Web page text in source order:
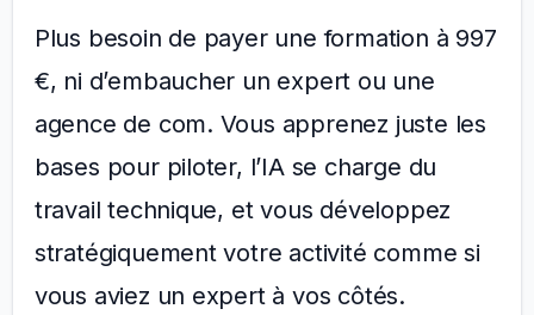
Plus besoin de payer une formation à 997
€, ni d’embaucher un expert ou une
agence de com. Vous apprenez juste les
bases pour piloter, l’IA se charge du
travail technique, et vous développez
stratégiquement votre activité comme si
vous aviez un expert à vos côtés.